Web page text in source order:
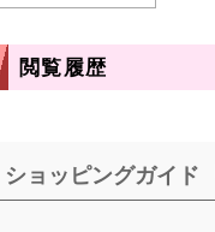
閲覧履歴
ショッピングガイド